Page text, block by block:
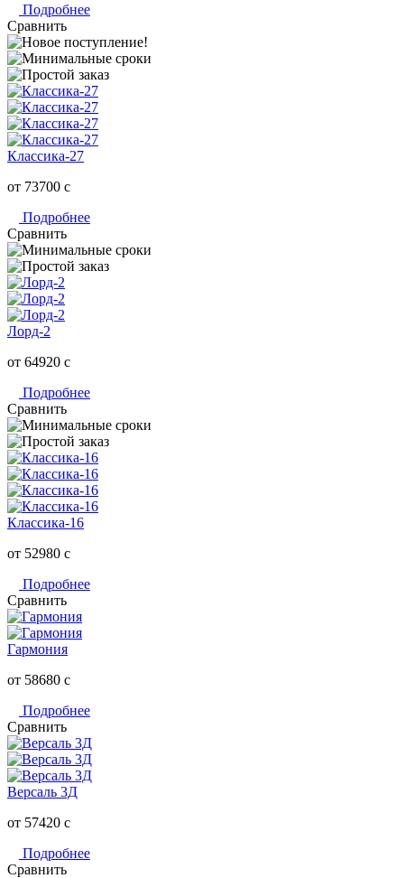
Подробнее
Сравнить
Классика-27
от 73700 c
Подробнее
Сравнить
Лорд-2
от 64920 c
Подробнее
Сравнить
Классика-16
от 52980 c
Подробнее
Сравнить
Гармония
от 58680 c
Подробнее
Сравнить
Версаль 3Д
от 57420 c
Подробнее
Сравнить